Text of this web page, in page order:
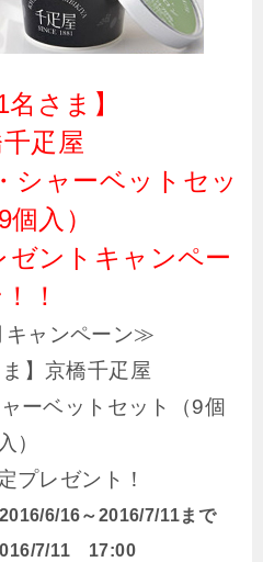
名さま】
疋屋
シャーベットセッ
個入）
ゼントキャンペー
！
ャンペーン≫
ま】京橋千疋屋
ーベットセット（9個
入）
プレゼント！
6/16～2016/7/11まで
7/11 17:00